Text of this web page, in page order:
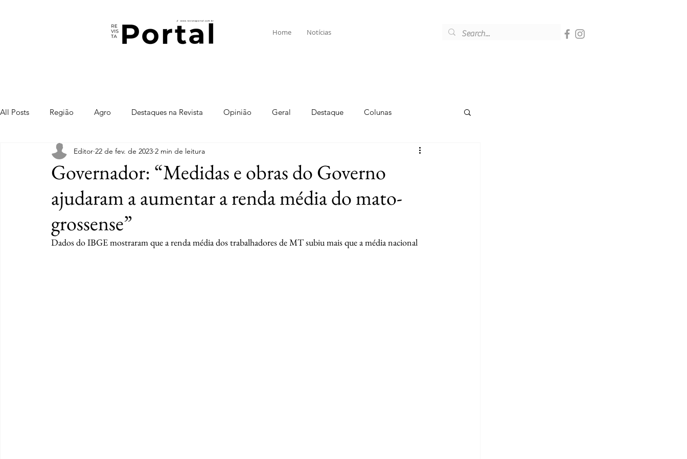
Home Notícias
All Posts Região Agro Destaques na Revista Opinião Geral Destaque Colunas
Governador: “Medidas e obras do Governo
ajudaram a aumentar a renda média do mato-
grossense”
Editor 22 de fev. de 2023 2 min de leitura
Dados do IBGE mostraram que a renda média dos trabalhadores de MT subiu mais que a média nacional